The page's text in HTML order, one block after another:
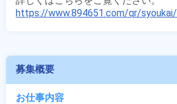
https://www.894651.com/qr/syoukai/
募集概要
お仕事内容